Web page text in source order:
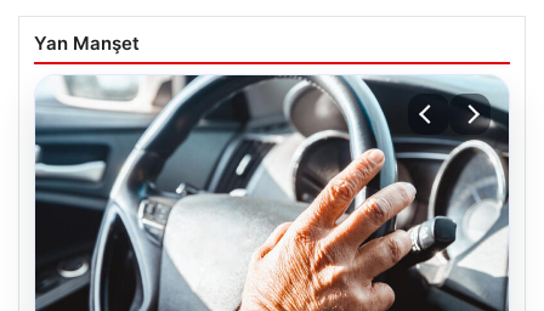
Yan Manşet